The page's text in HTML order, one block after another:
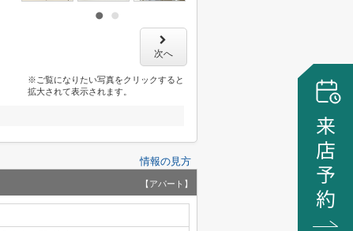
次へ
※ご覧になりたい写真をクリックすると
拡大されて表示されます。
情報の見方
【アパート】